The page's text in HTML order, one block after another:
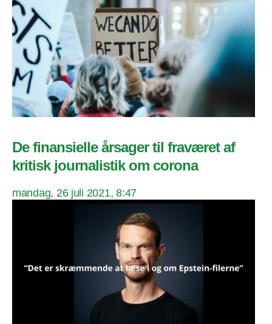
De finansielle årsager til fraværet af
kritisk journalistik om corona
mandag, 26 juli 2021, 8:47